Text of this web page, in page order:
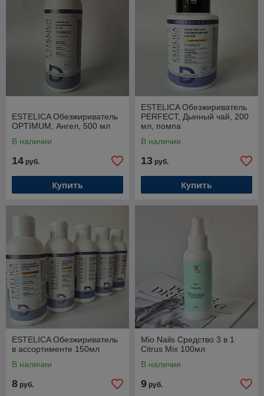
ESTELICA Обезжириватель
OPTIMUM, Ангел, 500 мл
В наличии
14 руб.
Купить
ESTELICA Обезжириватель
PERFECT, Дынный чай, 200
мл, помпа
В наличии
13 руб.
Купить
ESTELICA Обезжириватель
в ассортименте 150мл
В наличии
8 руб.
Mio Nails Средство 3 в 1
Citrus Mix 100мл
В наличии
9 руб.